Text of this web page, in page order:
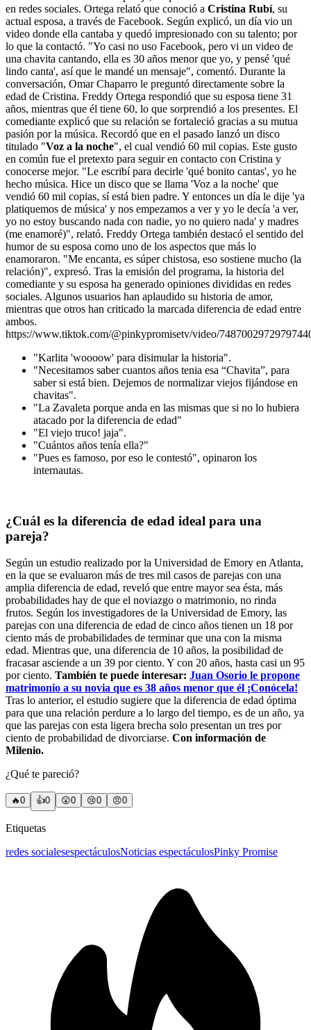
en redes sociales. Ortega relató que conoció a Cristina Rubí, su
actual esposa, a través de Facebook. Según explicó, un día vio un
video donde ella cantaba y quedó impresionado con su talento; por
lo que la contactó. "Yo casi no uso Facebook, pero vi un video de
una chavita cantando, ella es 30 años menor que yo, y pensé 'qué
lindo canta', así que le mandé un mensaje", comentó. Durante la
conversación, Omar Chaparro le preguntó directamente sobre la
edad de Cristina. Freddy Ortega respondió que su esposa tiene 31
años, mientras que él tiene 60, lo que sorprendió a los presentes. El
comediante explicó que su relación se fortaleció gracias a su mutua
pasión por la música. Recordó que en el pasado lanzó un disco
titulado "Voz a la noche", el cual vendió 60 mil copias. Este gusto
en común fue el pretexto para seguir en contacto con Cristina y
conocerse mejor. "Le escribí para decirle 'qué bonito cantas', yo he
hecho música. Hice un disco que se llama 'Voz a la noche' que
vendió 60 mil copias, sí está bien padre. Y entonces un día le dije 'ya
platiquemos de música' y nos empezamos a ver y yo le decía 'a ver,
yo no estoy buscando nada con nadie, yo no quiero nada' y madres
(me enamoré)", relató. Freddy Ortega también destacó el sentido del
humor de su esposa como uno de los aspectos que más lo
enamoraron. "Me encanta, es súper chistosa, eso sostiene mucho (la
relación)", expresó. Tras la emisión del programa, la historia del
comediante y su esposa ha generado opiniones divididas en redes
sociales. Algunos usuarios han aplaudido su historia de amor,
mientras que otros han criticado la marcada diferencia de edad entre
ambos.
https://www.tiktok.com/@pinkypromisetv/video/
"Karlita 'woooow' para disimular la historia".
"Necesitamos saber cuantos años tenia esa “Chavita”, para
saber si está bien. Dejemos de normalizar viejos fijándose en
chavitas".
"La Zavaleta porque anda en las mismas que si no lo hubiera
atacado por la diferencia de edad"
"El viejo truco! jaja".
"Cuántos años tenía ella?"
"Pues es famoso, por eso le contestó", opinaron los
internautas.
¿Cuál es la diferencia de edad ideal para una
pareja?
Según un estudio realizado por la Universidad de Emory en Atlanta,
en la que se evaluaron más de tres mil casos de parejas con una
amplia diferencia de edad, reveló que entre mayor sea ésta, más
probabilidades hay de que el noviazgo o matrimonio, no rinda
frutos. Según los investigadores de la Universidad de Emory, las
parejas con una diferencia de edad de cinco años tienen un 18 por
ciento más de probabilidades de terminar que una con la misma
edad. Mientras que, una diferencia de 10 años, la posibilidad de
fracasar asciende a un 39 por ciento. Y con 20 años, hasta casi un 95
por ciento. También te puede interesar: Juan Osorio le propone
matrimonio a su novia que es 38 años menor que él ¡Conócela!
Tras lo anterior, el estudio sugiere que la diferencia de edad óptima
para que una relación perdure a lo largo del tiempo, es de un año, ya
que las parejas con esta ligera brecha solo presentan un tres por
ciento de probabilidad de divorciarse. Con información de
Milenio.
¿Qué te pareció?
🔥0 👍0 😲0 😢0 😠0
Etiquetas
redes socialesespectáculosNoticias espectáculosPinky Promise